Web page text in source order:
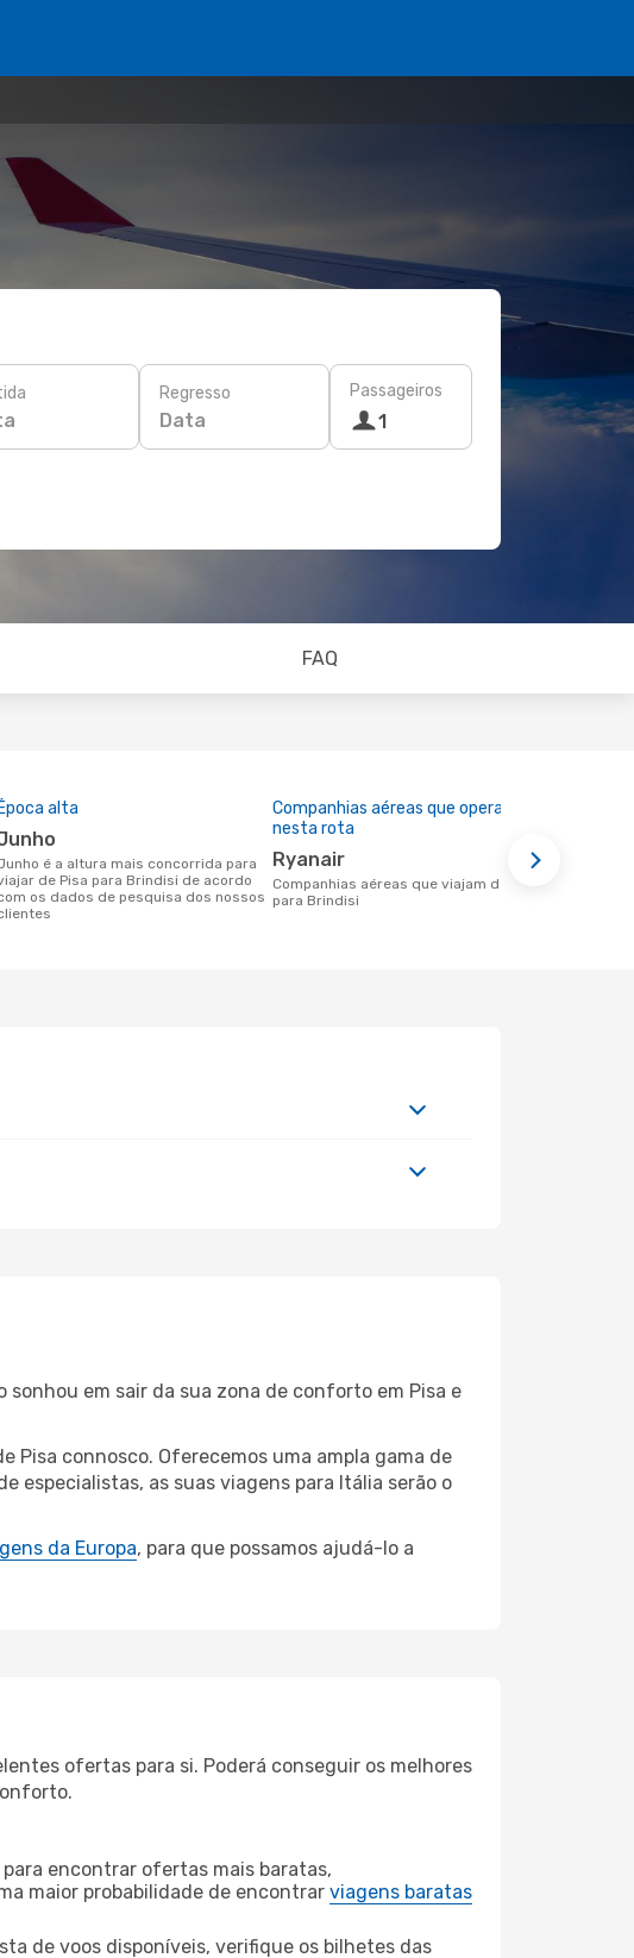
Regresso
Data
Passageiros
1
FAQ
Época alta
junho
para
de Pisa para Brindisi de acordo
os dados de pesquisa dos nossos
Companhias aéreas que operam
nesta rota
Ryanair
Companhias aéreas que viajam de Pisa
para Brindisi
sonhou em sair da sua zona de conforto em Pisa e
Pisa connosco. Oferecemos uma ampla gama de
especialistas, as suas viagens para Itália serão o
da Europa, para que possamos ajudá-lo a
ofertas para si. Poderá conseguir os melhores
encontrar ofertas mais baratas,
maior probabilidade de encontrar viagens baratas
de voos disponíveis, verifique os bilhetes das